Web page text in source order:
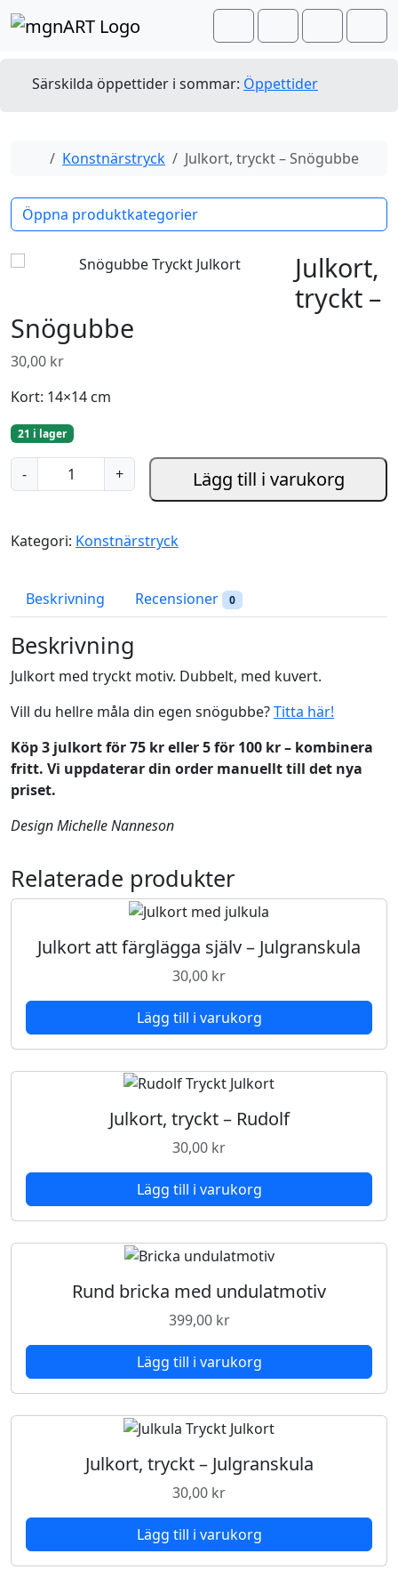
Skip to content
Skip to footer
SearchAccount
Cart
Särskilda öppettider i sommar: Öppettider
Home
Konstnärstryck Julkort, tryckt – Snögubbe
Öppna produktkategorier
Julkort,
tryckt –
Snögubbe
30,00 kr
Kort: 14×14 cm
21 i lager
-
u
k
o
,
t
r
y
c
k
t
-
S
ö
u
b
d
+ Lägg till i varukorg
Kategori: Konstnärstryck
Beskrivning Recensioner 0
Beskrivning
Julkort med tryckt motiv. Dubbelt, med kuvert.
Vill du hellre måla din egen snögubbe?Titta här!
Köp 3 julkort för 75 kr eller 5 för 100 kr – kombinera
fritt. Vi uppdaterar din order manuellt till det nya
priset.
Design Michelle Nanneson
Relaterade produkter
Julkort att färglägga själv – Julgranskula
30,00 kr
Lägg till i varukorg
Julkort, tryckt – Rudolf
30,00 kr
Lägg till i varukorg
Rund bricka med undulatmotiv
399,00 kr
Lägg till i varukorg
Julkort, tryckt – Julgranskula
30,00 kr
Lägg till i varukorg